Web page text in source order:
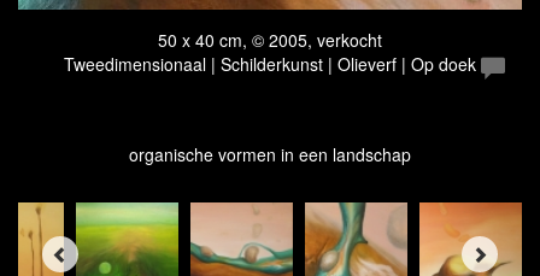
50 x 40 cm, © 2005, verkocht
Tweedimensionaal | Schilderkunst | Olieverf | Op doek
organische vormen in een landschap